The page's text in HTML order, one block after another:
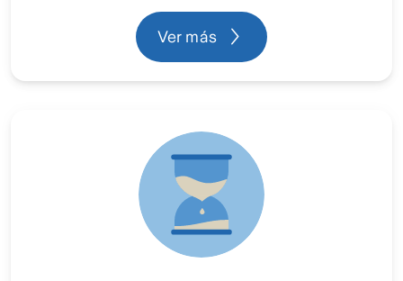
Ver más